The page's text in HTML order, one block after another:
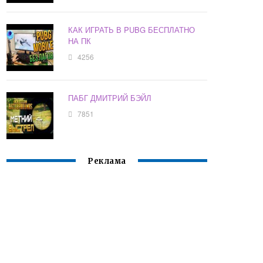
КАК ИГРАТЬ В PUBG БЕСПЛАТНО
НА ПК
4256
ПАБГ ДМИТРИЙ БЭЙЛ
7851
Реклама